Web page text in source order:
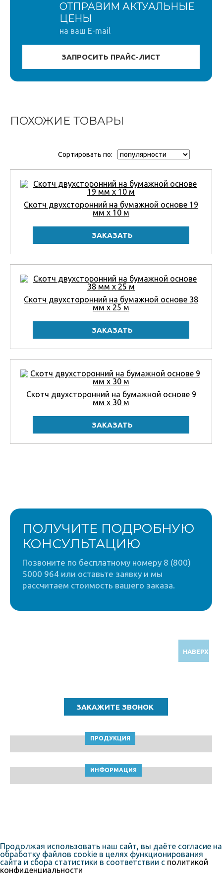
ОТПРАВИМ АКТУАЛЬНЫЕ
ЦЕНЫ
на ваш E-mail
ПОХОЖИЕ ТОВАРЫ
Сортировать по:
Скотч двухсторонний на бумажной основе 19
мм x 10 м
Скотч двухсторонний на бумажной основе 38
мм x 25 м
Скотч двухсторонний на бумажной основе 9
мм x 30 м
ПОЛУЧИТЕ ПОДРОБНУЮ
КОНСУЛЬТАЦИЮ
Позвоните по бесплатному номеру 8 (800)
5000 964 или оставьте заявку и мы
рассчитаем стоимость вашего заказа.
НАВЕРХ
ПРОДУКЦИЯ
ИНФОРМАЦИЯ
Продолжая использовать наш сайт, вы даёте согласие на
обработку файлов cookie в целях функционирования
сайта и сбора статистики в соответствии с политикой
конфиденциальности